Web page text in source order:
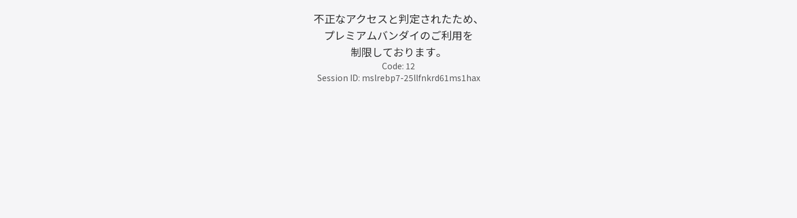
不正なアクセスと判定されたため、
プレミアムバンダイのご利用を
制限しております。
Code: 12
Session ID: mslrebp7-25llfnkrd61ms1hax